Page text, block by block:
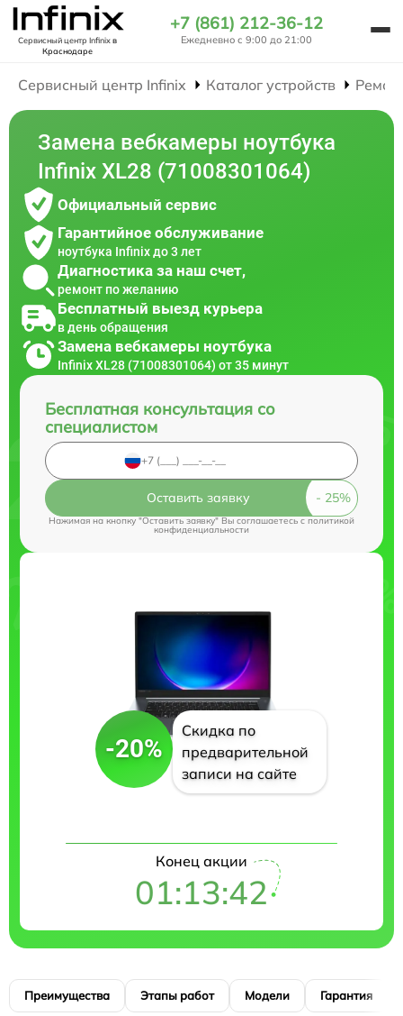
Сервисный центр Infinixв
Краснодаре
+7 (861) 212-36-12
Ежедневно с 9:00 до 21:00
Сервисный центр Infinix Каталог устройств
Замена вебкамеры ноутбука
Infinix XL28 (71008301064)
Официальный сервис
Гарантийное обслуживание
ноутбука Infinix до 3 лет
Диагностика за наш счет,
ремонт по желанию
Бесплатный выезд курьера
в день обращения
Замена вебкамеры ноутбука
Infinix XL28 (71008301064) от 35 минут
Бесплатная консультация со
специалистом
Оставить заявку
Нажимая на кнопку "Оставить заявку" Вы соглашаетесь cполитикой
конфиденциальности
-20%
Скидка по
предварительной
записи на сайте
Конец акции
01:13:41
Преимущества Этапы работ Модели Гарантия